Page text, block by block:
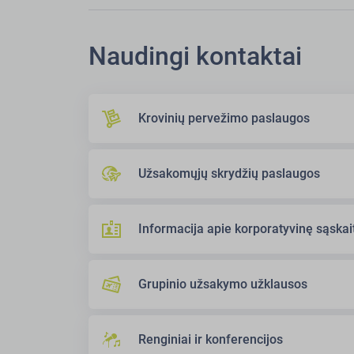
Naudingi kontaktai
Krovinių pervežimo paslaugos
Užsakomųjų skrydžių paslaugos
Informacija apie korporatyvinę
Grupinio užsakymo užklausos
Renginiai ir konferencijos